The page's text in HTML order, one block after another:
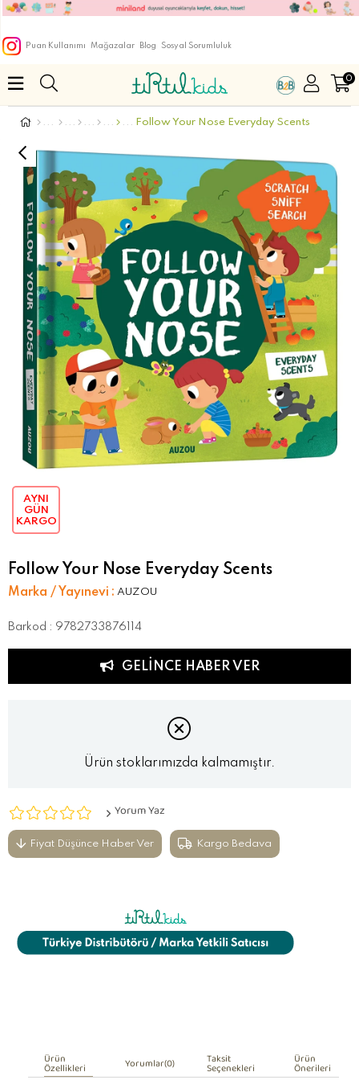
Puan Kullanımı Mağazalar Blog Sosyal Sorumluluk
0
Follow Your Nose Everyday Scents
AYNI
GÜN
KARGO
Follow Your Nose Everyday Scents
Marka / Yayınevi : AUZOU
Barkod : 9782733876114
GELINCE HABER VER
Ürün stoklarımızda kalmamıştır.
Yorum Yaz
Fiyat Düşünce Haber Ver Kargo Bedava
Ürün
Özellikleri Yorumlar(0) Taksit
Seçenekleri Ürün
Önerileri